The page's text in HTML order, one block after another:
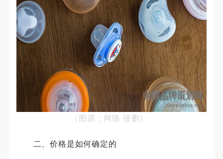
（图源：网络 侵删）
二、价格是如何确定的